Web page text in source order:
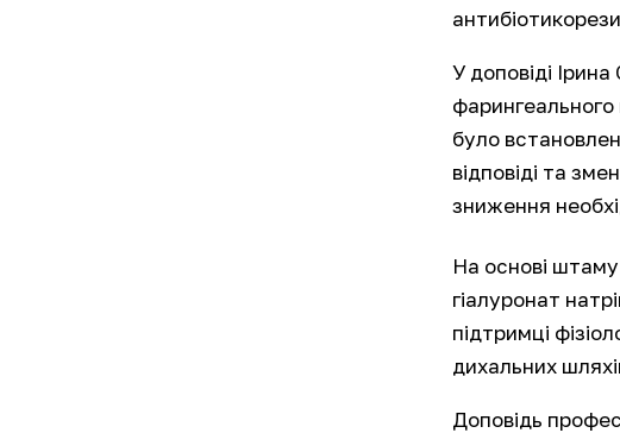
У доповіді
фарингеального
було
відповіді та
зниження
На основі штаму
гіалуронат
підтримці
дихальних
Доповідь